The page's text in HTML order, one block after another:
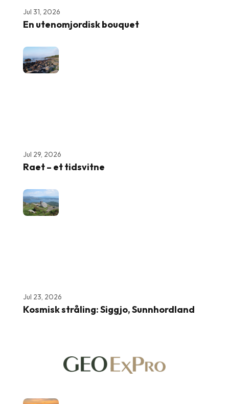
Jul 31, 2026
En utenomjordisk bouquet
Jul 29, 2026
Raet – et tidsvitne
Jul 23, 2026
Kosmisk stråling: Siggjo, Sunnhordland